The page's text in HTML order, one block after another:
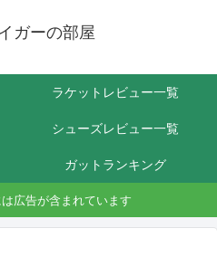
ガーの部屋
ラケットレビュー一覧
シューズレビュー一覧
ガットランキング
広告が含まれています